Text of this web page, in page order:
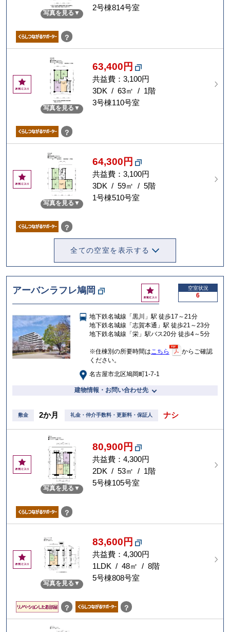
写真を見る
2号棟814号室
？
お
気
写真を見る
63,400円
共益費：3,100円
3DK / 63㎡ / 1階
3号棟110号室
？
お
気
写真を見る
64,300円
共益費：3,100円
3DK / 59㎡ / 5階
1号棟510号室
？
全ての空室を表示する
アーバンラフレ鳩岡
お
気
入
り
空室状況
6
地下鉄名城線「黒川」駅 徒歩17～21分
地下鉄名城線「志賀本通」駅 徒歩21～23分
地下鉄名城線「栄」駅バス20分 徒歩4～5分
※住棟別の所要時間はこちら
からご確認
ください。
名古屋市北区鳩岡町1-7-1
建物情報・お問い合わせ先
敷金 2か月 礼金・仲介手数料・更新料・保証人 ナシ
お
気
写真を見る
80,900円
共益費：4,300円
2DK / 53㎡ / 1階
5号棟105号室
？
お
気
写真を見る
83,600円
共益費：4,300円
1LDK / 48㎡ / 8階
5号棟808号室
？ ？